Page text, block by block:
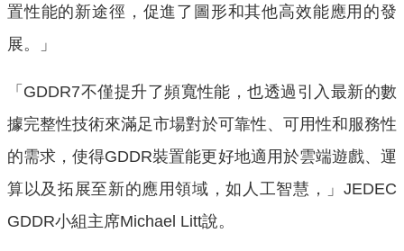
置性能的新途徑，促進了圖形和其他高效能應用的發
展。」
「GDDR7不僅提升了頻寬性能，也透過引入最新的數
據完整性技術來滿足市場對於可靠性、可用性和服務性
的需求，使得GDDR裝置能更好地適用於雲端遊戲、運
算以及拓展至新的應用領域，如人工智慧，」JEDEC
GDDR小組主席Michael Litt說。